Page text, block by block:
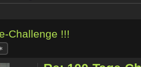
Challenge !!!